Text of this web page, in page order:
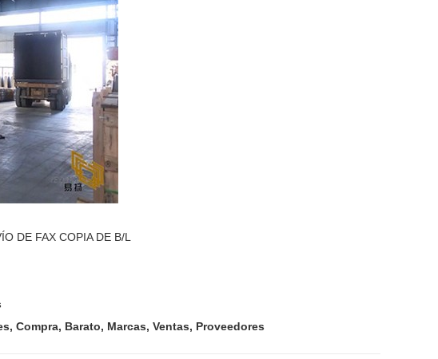
DE FAX COPIA DE B/L
Compra, Barato, Marcas, Ventas, Proveedores